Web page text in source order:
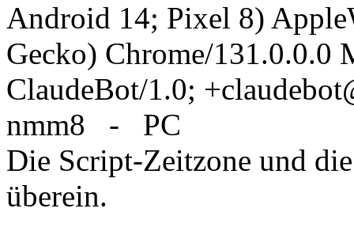
Android 14; Pixel 8)
Gecko) Chrome/131.0.0.0
ClaudeBot/1.0;
nmm8 - PC
Die Script-Zeitzone und
überein.